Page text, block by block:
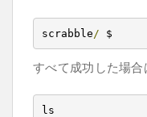
scrabble / $
すべて成功した場合
ls